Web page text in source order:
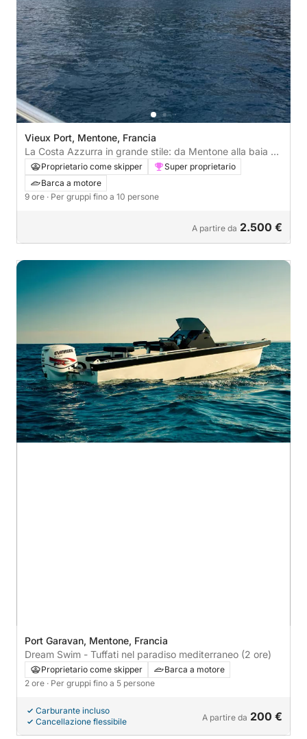
Vieux Port, Mentone, Francia
La Costa Azzurra in grande stile: da Mentone alla baia di
Villefranche
Proprietario come skipper
Super proprietario
Barca a motore
9 ore · Per gruppi fino a 10 persone
A partire da 2.500 €
Port Garavan, Mentone, Francia
Dream Swim - Tuffati nel paradiso mediterraneo (2 ore)
Proprietario come skipper
Barca a motore
2 ore · Per gruppi fino a 5 persone
Carburante incluso
Cancellazione flessibile
A partire da 200 €